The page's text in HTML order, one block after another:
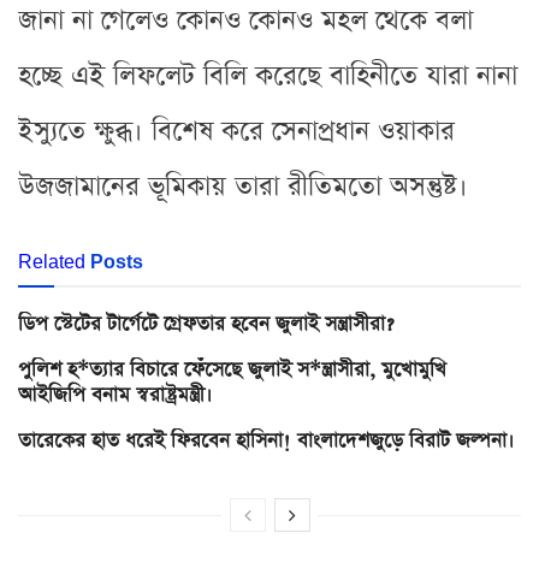
জানা না গেলেও কোনও কোনও মহল থেকে বলা
হচ্ছে এই লিফলেট বিলি করেছে বাহিনীতে যারা নানা
ইস্যুতে ক্ষুব্ধ। বিশেষ করে সেনাপ্রধান ওয়াকার
উজজামানের ভূমিকায় তারা রীতিমতো অসন্তুষ্ট।
Related Posts
ডিপ স্টেটের টার্গেটে গ্রেফতার হবেন জুলাই সন্ত্রাসীরা?
পুলিশ হ*ত্যার বিচারে ফেঁসেছে জুলাই স*ন্ত্রাসীরা, মুখোমুখি
আইজিপি বনাম স্বরাষ্ট্রমন্ত্রী।
তারেকের হাত ধরেই ফিরবেন হাসিনা! বাংলাদেশজুড়ে বিরাট জল্পনা।